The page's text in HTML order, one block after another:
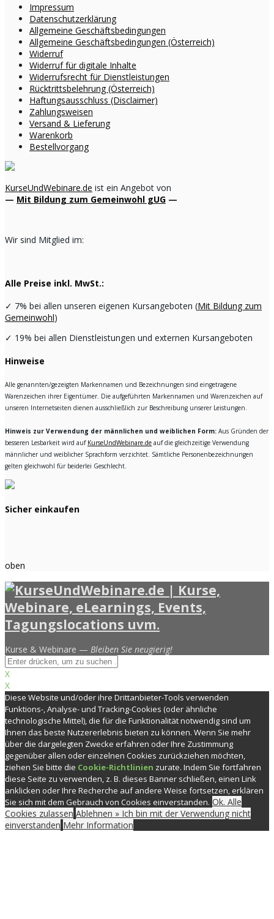
Impressum
Datenschutzerklärung
Allgemeine Geschäftsbedingungen
Allgemeine Geschäftsbedingungen (Österreich)
Widerruf
Widerruf für digitale Inhalte
Widerrufsrecht für Dienstleistungen
Rücktrittsbelehrung (Österreich)
Haftungsausschluss (Disclaimer)
Zahlungsweisen
Versand & Lieferung
Warenkorb
Bestellvorgang
KurseUndWebinare.de ist ein Angebot von
— Mit Bildung zum Gemeinwohl gUG —
Wir sind Mitglied im:
Alle Preise inkl. MwSt.:
✓ 7% bei allen unseren eigenen Kursangeboten (Mit Bildung zum
Gemeinwohl)
✓ 19% bei allen Dienstleistungen und externen Kursangeboten
Hinweise
Alle genannten/gezeigten Markennamen und Bezeichnungen sind eingetragene
Warenzeichen ihrer Eigentümer. Die aufgeführten Markennamen und Warenzeichen auf
unseren Internetseiten dienen ausschließlich zur Beschreibung unserer Leistungen.
Hinweis zur Verwendung der männlichen und weiblichen Form: Aus Gründen der
besseren Lesbarkeit wird auf KurseUndWebinare.de auf die gleichzeitige Verwendung
männlicher und weiblicher Sprachform verzichtet. Sämtliche Personenbezeichnungen
gelten gleichwohl für beiderlei Geschlecht.
Sicher einkaufen
oben
Kurse & Webinare — Bleiben Sie neugierig!
X
X
Diese Website und/oder ihre Drittanbieter-Tools verwenden
Funktions-, Analyse- und Tracking-Cookies (oder ähnliche
technologische Mittel), die für die Funktionalität notwendig sind um
Ihnen das beste Nutzererlebnis bieten zu können. Wenn Sie mehr
über die dargelegten Zwecke erfahren oder Ihre Zustimmung
gegenüber allen oder einzelnen Cookies zurückziehen möchten,
ziehen Sie bitte die Cookie-Richtlinien zurate. Indem Sie fortfahren
diese Seite zu verwenden, z. B. dieses Banner schließen, einen Link
anklicken oder Ihre Recherche auf andere Weise fortsetzen, erklären
Sie sich mit dem Gebrauch von Cookies einverstanden. Ok. Alle
Cookies zulassen Ablehnen » Ich bin mit der Verwendung nicht
einverstanden Mehr Information